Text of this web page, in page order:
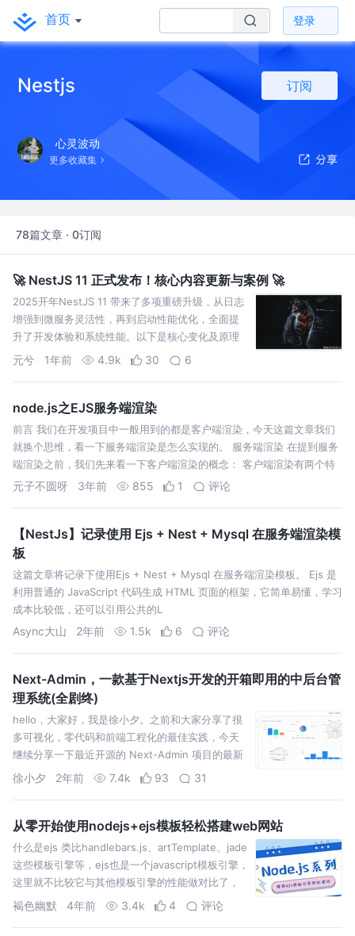
首页 登录
Nestjs 订阅
心灵波动
更多收藏集
78篇文章 · 0订阅
🚀 NestJS 11 正式发布！核心内容更新与案例 🚀
2025开年NestJS 11 带来了多项重磅升级，从日志
增强到微服务灵活性，再到启动性能优化，全面提
升了开发体验和系统性能。以下是核心变化及原理
对比分析，附带代码示例👇
元兮 1年前 4.9k 30 6
node.js之EJS服务端渲染
前言 我们在开发项目中一般用到的都是客户端渲染，今天这篇文章我们
就换个思维，看一下服务端渲染是怎么实现的。 服务端渲染 在提到服务
端渲染之前，我们先来看一下客户端渲染的概念： 客户端渲染有两个特
点：
元子不圆呀 3年前 855 1 评论
【NestJs】记录使用 Ejs + Nest + Mysql 在服务端渲染模
板
这篇文章将记录下使用Ejs + Nest + Mysql 在服务端渲染模板。 Ejs 是
利用普通的 JavaScript 代码生成 HTML 页面的框架，它简单易懂，学习
成本比较低，还可以引用公共的L
Async大山 2年前 1.5k 6 评论
Next-Admin，一款基于Nextjs开发的开箱即用的中后台管
理系统(全剧终)
hello，大家好，我是徐小夕。之前和大家分享了很
多可视化，零代码和前端工程化的最佳实践，今天
继续分享一下最近开源的 Next-Admin 项目的最新
更新。 这次更新是1.0版本最后一次更新，也根据用
徐小夕 2年前 7.4k 93 31
从零开始使用nodejs+ejs模板轻松搭建web网站
什么是ejs 类比handlebars.js、artTemplate、jade
这些模板引擎等，ejs也是一个javascript模板引擎，
这里就不比较它与其他模板引擎的性能做对比了，
ejs语法过于朴实
褐色幽默 4年前 3.4k 4 评论